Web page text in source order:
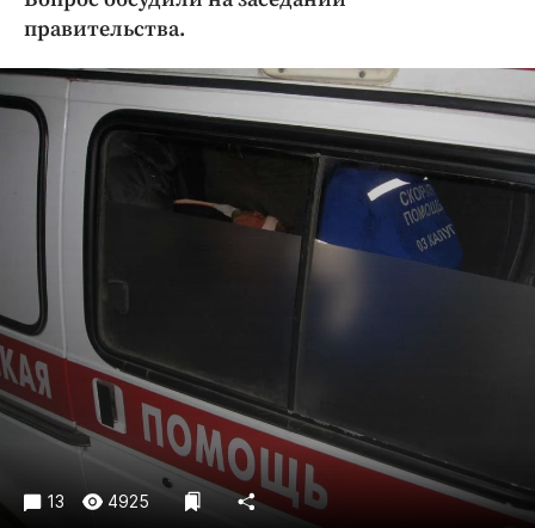
Криминал
Недвижимость и ЖКХ
Образование
Общество
Погода
Праздники
Спорт
Экономика и бизнес
ПРОЕКТЫ
Блоги
Издания
Медиаперсона
правительства.
13 4925